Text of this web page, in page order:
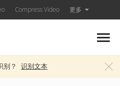
Compress Video 更多
别？ 识别文本